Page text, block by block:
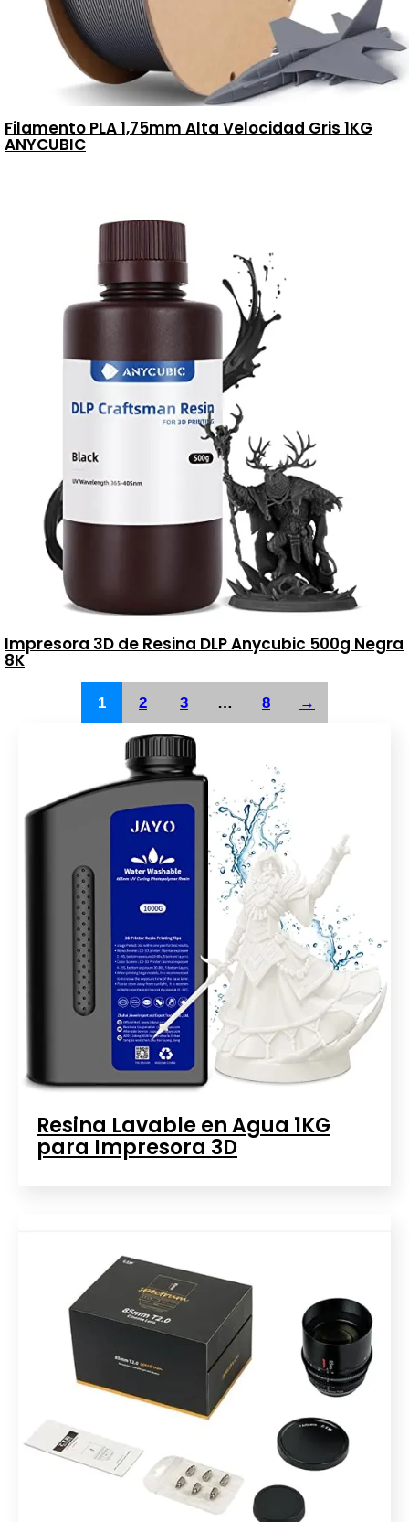
Filamento PLA 1,75mm Alta Velocidad Gris 1KG
ANYCUBIC
Impresora 3D de Resina DLP Anycubic 500g Negra
8K
1 2 3 … 8 →
Resina Lavable en Agua 1KG
para Impresora 3D